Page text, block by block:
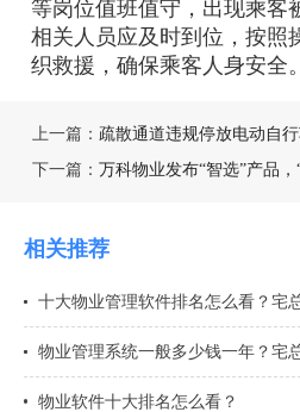
等岗位值班值守，出现乘客
相关人员应及时到位，按照
织救援，确保乘客人身安全。
上一篇： 疏散通道违规停放电动自
下一篇： 万科物业发布“智选”产品
相关推荐
物业软件十大排名怎么看？